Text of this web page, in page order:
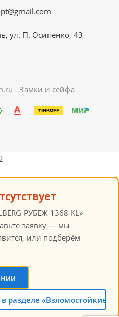
ул. П. Осипенко, 43
- Замки и сейфа
РУБЕЖ 1368 KL»
заявку — мы
или подберём
разделе «Взломостойкие